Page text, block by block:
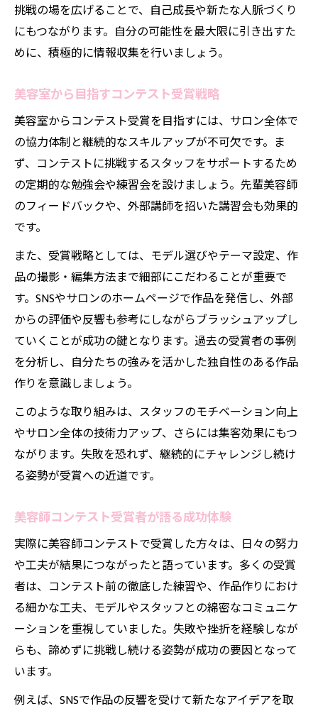
挑戦の場を広げることで、自己成長や新たな人脈づくり
にもつながります。自分の可能性を最大限に引き出すた
めに、積極的に情報収集を行いましょう。
美容室から目指すコンテスト受賞戦略
美容室からコンテスト受賞を目指すには、サロン全体で
の協力体制と継続的なスキルアップが不可欠です。ま
ず、コンテストに挑戦するスタッフをサポートするため
の定期的な勉強会や練習会を設けましょう。先輩美容師
のフィードバックや、外部講師を招いた講習会も効果的
です。
また、受賞戦略としては、モデル選びやテーマ設定、作
品の撮影・編集方法まで細部にこだわることが重要で
す。SNSやサロンのホームページで作品を発信し、外部
からの評価や反響も参考にしながらブラッシュアップし
ていくことが成功の鍵となります。過去の受賞者の事例
を分析し、自分たちの強みを活かした独自性のある作品
作りを意識しましょう。
このような取り組みは、スタッフのモチベーション向上
やサロン全体の技術力アップ、さらには集客効果にもつ
ながります。失敗を恐れず、継続的にチャレンジし続け
る姿勢が受賞への近道です。
美容師コンテスト受賞者が語る成功体験
実際に美容師コンテストで受賞した方々は、日々の努力
や工夫が結果につながったと語っています。多くの受賞
者は、コンテスト前の徹底した練習や、作品作りにおけ
る細かな工夫、モデルやスタッフとの綿密なコミュニケ
ーションを重視していました。失敗や挫折を経験しなが
らも、諦めずに挑戦し続ける姿勢が成功の要因となって
います。
例えば、SNSで作品の反響を受けて新たなアイデアを取